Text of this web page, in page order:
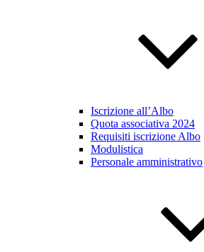
Iscrizione all’Albo
Quota associativa 2024
Requisiti iscrizione Albo
Modulistica
Personale amministrativo